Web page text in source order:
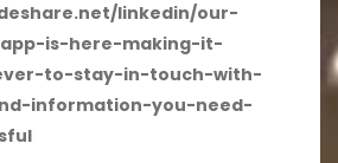
linkedin/our-
is-here-making-it-
to-stay-in-touch-with-
information-you-need-